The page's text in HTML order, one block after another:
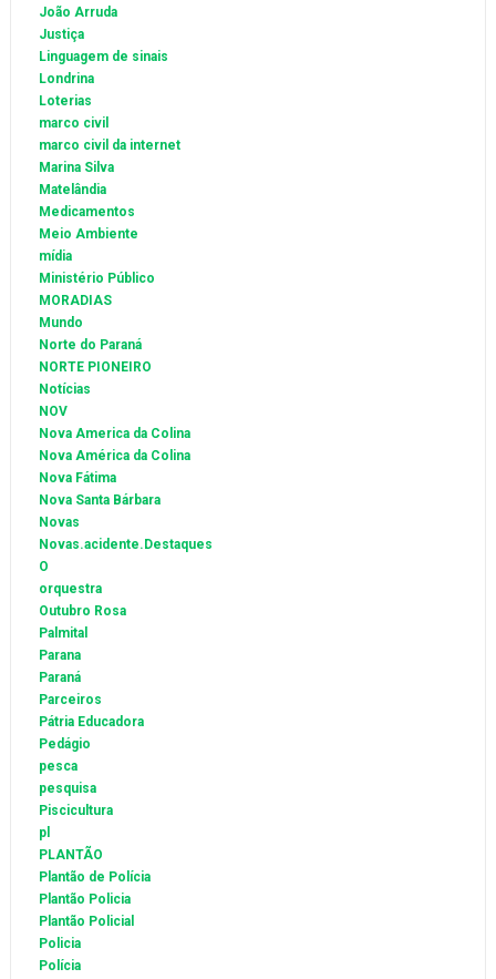
João Arruda
Justiça
Linguagem de sinais
Londrina
Loterias
marco civil
marco civil da internet
Marina Silva
Matelândia
Medicamentos
Meio Ambiente
mídia
Ministério Público
MORADIAS
Mundo
Norte do Paraná
NORTE PIONEIRO
Notícias
NOV
Nova America da Colina
Nova América da Colina
Nova Fátima
Nova Santa Bárbara
Novas
Novas.acidente.Destaques
O
orquestra
Outubro Rosa
Palmital
Parana
Paraná
Parceiros
Pátria Educadora
Pedágio
pesca
pesquisa
Piscicultura
pl
PLANTÃO
Plantão de Polícia
Plantão Policia
Plantão Policial
Policia
Polícia